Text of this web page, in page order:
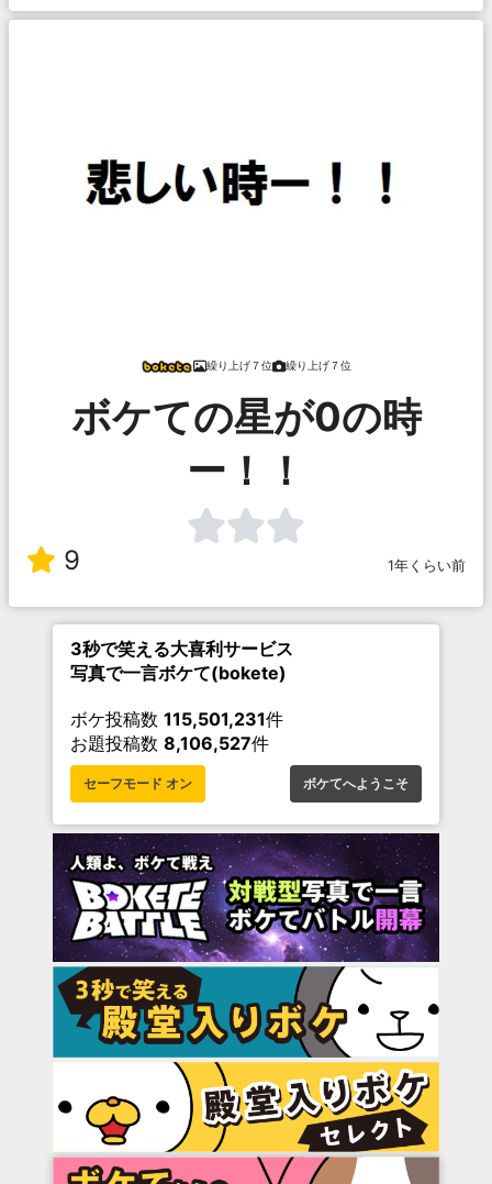
繰り上げ７位 繰り上げ７位
ボケての星が0の時
ー！！
9 1年くらい前
3秒で笑える大喜利サービス
写真で一言ボケて(bokete)
ボケ投稿数 115,501,231件
お題投稿数 8,106,527件
セーフモード オン ボケてへようこそ